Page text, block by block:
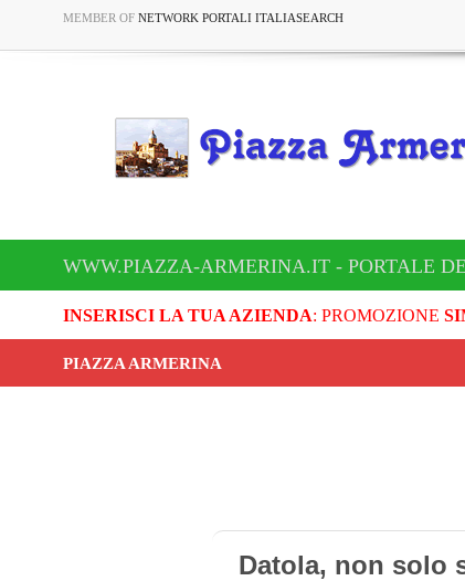
MEMBER OF NETWORK PORTALI ITALIASEARCH
WWW.PIAZZA-ARMERINA.IT - PORTALE
INSERISCI LA TUA AZIENDA: PROMOZIONE
PIAZZA ARMERINA
Datola, non solo